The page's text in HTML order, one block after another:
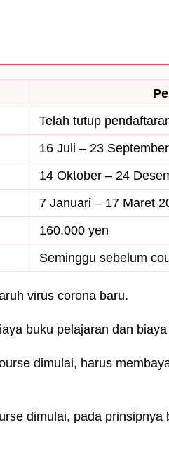
Telah tutup
16 Juli – 23
14 Oktober – 24
7 Januari – 17 Maret
160,000 yen
Seminggu sebelum
virus corona baru.
buku pelajaran dan
dimulai, harus
dimulai, pada prinsipnya